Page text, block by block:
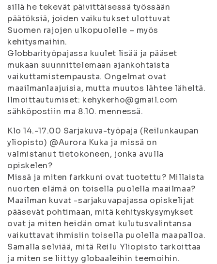
sillä he tekevät päivittäisessä työssään
päätöksiä, joiden vaikutukset ulottuvat
Suomen rajojen ulkopuolelle – myös
kehitysmaihin.
Globbarityöpajassa kuulet lisää ja pääset
mukaan suunnittelemaan ajankohtaista
vaikuttamistempausta. Ongelmat ovat
maailmanlaajuisia, mutta muutos lähtee läheltä.
Ilmoittautumiset: kehykerho@gmail.com
sähköpostiin ma 8.10. mennessä.
Klo 14.-17.00 Sarjakuva-työpaja (Reilunkaupan
yliopisto) @Aurora Kuka ja missä on
valmistanut tietokoneen, jonka avulla
opiskelen?
Missä ja miten farkkuni ovat tuotettu? Millaista
nuorten elämä on toisella puolella maailmaa?
Maailman kuvat -sarjakuvapajassa opiskelijat
pääsevät pohtimaan, mitä kehityskysymykset
ovat ja miten heidän omat kulutusvalintansa
vaikuttavat ihmisiin toisella puolella maapalloa.
Samalla selviää, mitä Reilu Yliopisto tarkoittaa
ja miten se liittyy globaaleihin teemoihin.